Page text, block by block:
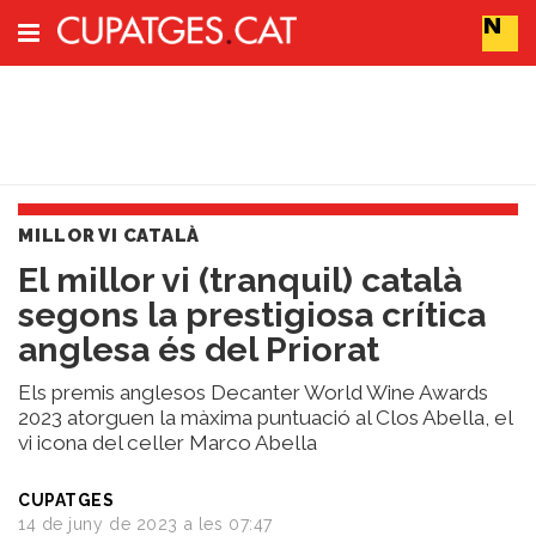
Cerca
Vins
Naturals
Actualitat
Líders
del
canvi
Impacte
Sostenibilitat
Tendències
MILLOR VI CATALÀ
El millor vi (tranquil) català
segons la prestigiosa crítica
anglesa és del Priorat
Els premis anglesos Decanter World Wine Awards
2023 atorguen la màxima puntuació al Clos Abella, el
vi icona del celler Marco Abella
CUPATGES
14 de juny de 2023 a les 07:47